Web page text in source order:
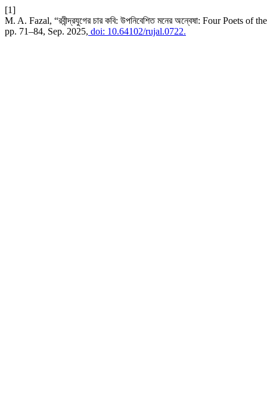
[1]
M. A. Fazal, “রবীন্দ্রযুগের চার কবি: উপনিবেশিত মনের অন্বেষা: Four
pp. 71–84, Sep. 2025, doi: 10.64102/rujal.0722.